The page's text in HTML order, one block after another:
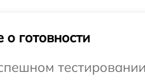
готовности